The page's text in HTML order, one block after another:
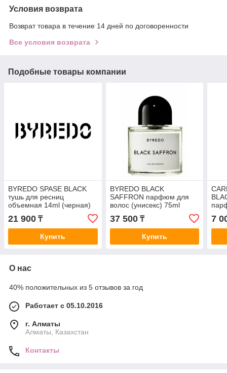
Условия возврата
Возврат товара в течение 14 дней по договоренности
Все условия возврата
Подобные товары компании
BYREDO SPASE BLACK
тушь для ресниц
объемная 14ml (черная)
21 900 ₸
Купить
BYREDO BLACK
SAFFRON парфюм для
волос (унисекс) 75ml
37 500₸
Купить
7
О нас
40% положительных из 5 отзывов за год
Работает с 05.10.2016
г. Алматы
Алматы, Казахстан
Контакты